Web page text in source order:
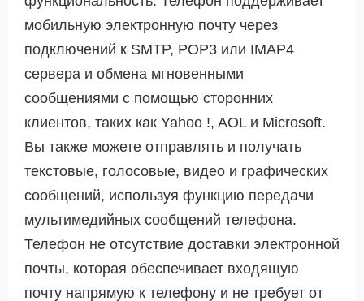
мобильную электронную почту через
подключений к SMTP, POP3 или IMAP4
сервера и обмена мгновенными
сообщениями с помощью сторонних
клиентов, таких как Yahoo !, AOL и Microsoft.
Вы также можете отправлять и получать
текстовые, голосовые, видео и графических
сообщений, используя функцию передачи
мультимедийных сообщений телефона.
Телефон не отсутствие доставки электронной
почты, которая обеспечивает входящую
почту напрямую к телефону и не требует от